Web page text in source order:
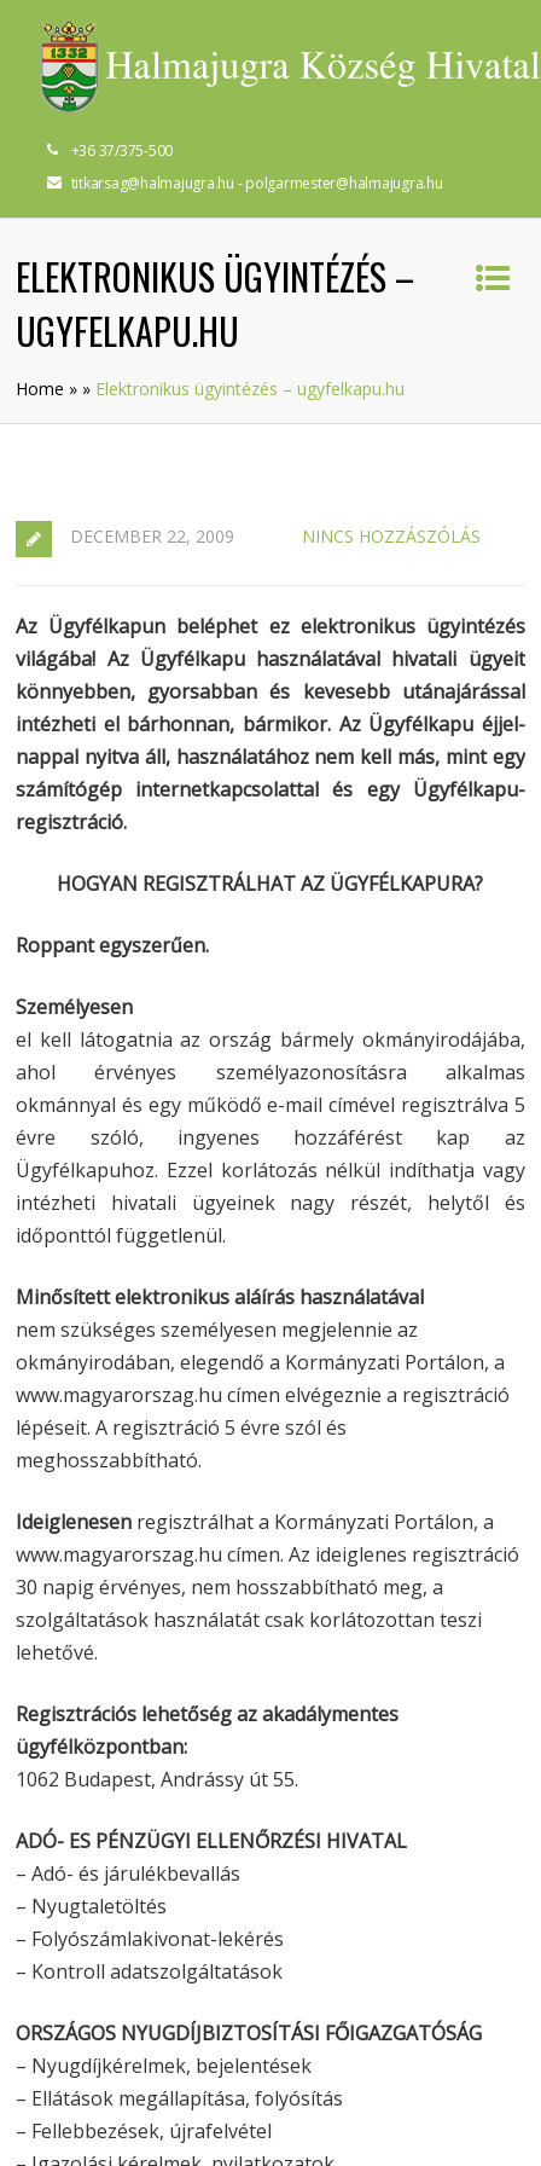
+36 37/375-500
titkarsag@halmajugra.hu - polgarmester@halmajugra.hu
ELEKTRONIKUS ÜGYINTÉZÉS –
UGYFELKAPU.HU
Home » » Elektronikus ügyintézés – ugyfelkapu.hu
DECEMBER 22, 2009 NINCS HOZZÁSZÓLÁS
Az Ügyfélkapun beléphet ez elektronikus ügyintézés
világába! Az Ügyfélkapu használatával hivatali ügyeit
könnyebben, gyorsabban és kevesebb utánajárással
intézheti el bárhonnan, bármikor. Az Ügyfélkapu éjjel-
nappal nyitva áll, használatához nem kell más, mint egy
számítógép internetkapcsolattal és egy Ügyfélkapu-
regisztráció.
HOGYAN REGISZTRÁLHAT AZ ÜGYFÉLKAPURA?
Roppant egyszerűen.
Személyesen
el kell látogatnia az ország bármely okmányirodájába,
ahol érvényes személyazonosításra alkalmas
okmánnyal és egy működő e-mail címével regisztrálva 5
évre szóló, ingyenes hozzáférést kap az
Ügyfélkapuhoz. Ezzel korlátozás nélkül indíthatja vagy
intézheti hivatali ügyeinek nagy részét, helytől és
időponttól függetlenül.
Minősített elektronikus aláírás használatával
nem szükséges személyesen megjelennie az
okmányirodában, elegendő a Kormányzati Portálon, a
www.magyarorszag.hu címen elvégeznie a regisztráció
lépéseit. A regisztráció 5 évre szól és
meghosszabbítható.
Ideiglenesen regisztrálhat a Kormányzati Portálon, a
www.magyarorszag.hu címen. Az ideiglenes regisztráció
30 napig érvényes, nem hosszabbítható meg, a
szolgáltatások használatát csak korlátozottan teszi
lehetővé.
Regisztrációs lehetőség az akadálymentes
ügyfélközpontban:
1062 Budapest, Andrássy út 55.
ADÓ- ES PÉNZÜGYI ELLENŐRZÉSI HIVATAL
– Adó- és járulékbevallás
– Nyugtaletöltés
– Folyószámlakivonat-lekérés
– Kontroll adatszolgáltatások
ORSZÁGOS NYUGDÍJBIZTOSÍTÁSI FŐIGAZGATÓSÁG
– Nyugdíjkérelmek, bejelentések
– Ellátások megállapítása, folyósítás
– Fellebbezések, újrafelvétel